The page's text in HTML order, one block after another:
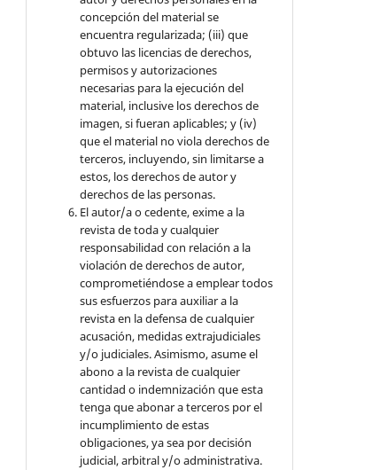
concepción del material se
encuentra regularizada; (iii) que
obtuvo las licencias de derechos,
permisos y autorizaciones
necesarias para la ejecución del
material, inclusive los derechos de
imagen, si fueran aplicables; y (iv)
que el material no viola derechos de
terceros, incluyendo, sin limitarse a
estos, los derechos de autor y
derechos de las personas.
El autor/a o cedente, exime a la
revista de toda y cualquier
responsabilidad con relación a la
violación de derechos de autor,
comprometiéndose a emplear todos
sus esfuerzos para auxiliar a la
revista en la defensa de cualquier
acusación, medidas extrajudiciales
y/o judiciales. Asimismo, asume el
abono a la revista de cualquier
cantidad o indemnización que esta
tenga que abonar a terceros por el
incumplimiento de estas
obligaciones, ya sea por decisión
judicial, arbitral y/o administrativa.